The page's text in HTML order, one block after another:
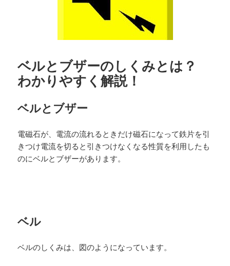
ベルとブザーのしくみとは？
わかりやすく解説！
ベルとブザー
電磁石が、電流の流れるときだけ磁石になって鉄片を引
きつけ電流を切ると引きつけなくなる性質を利用したも
のにベルとブザーがあります。
ベル
ベルのしくみは、図のようになっています。